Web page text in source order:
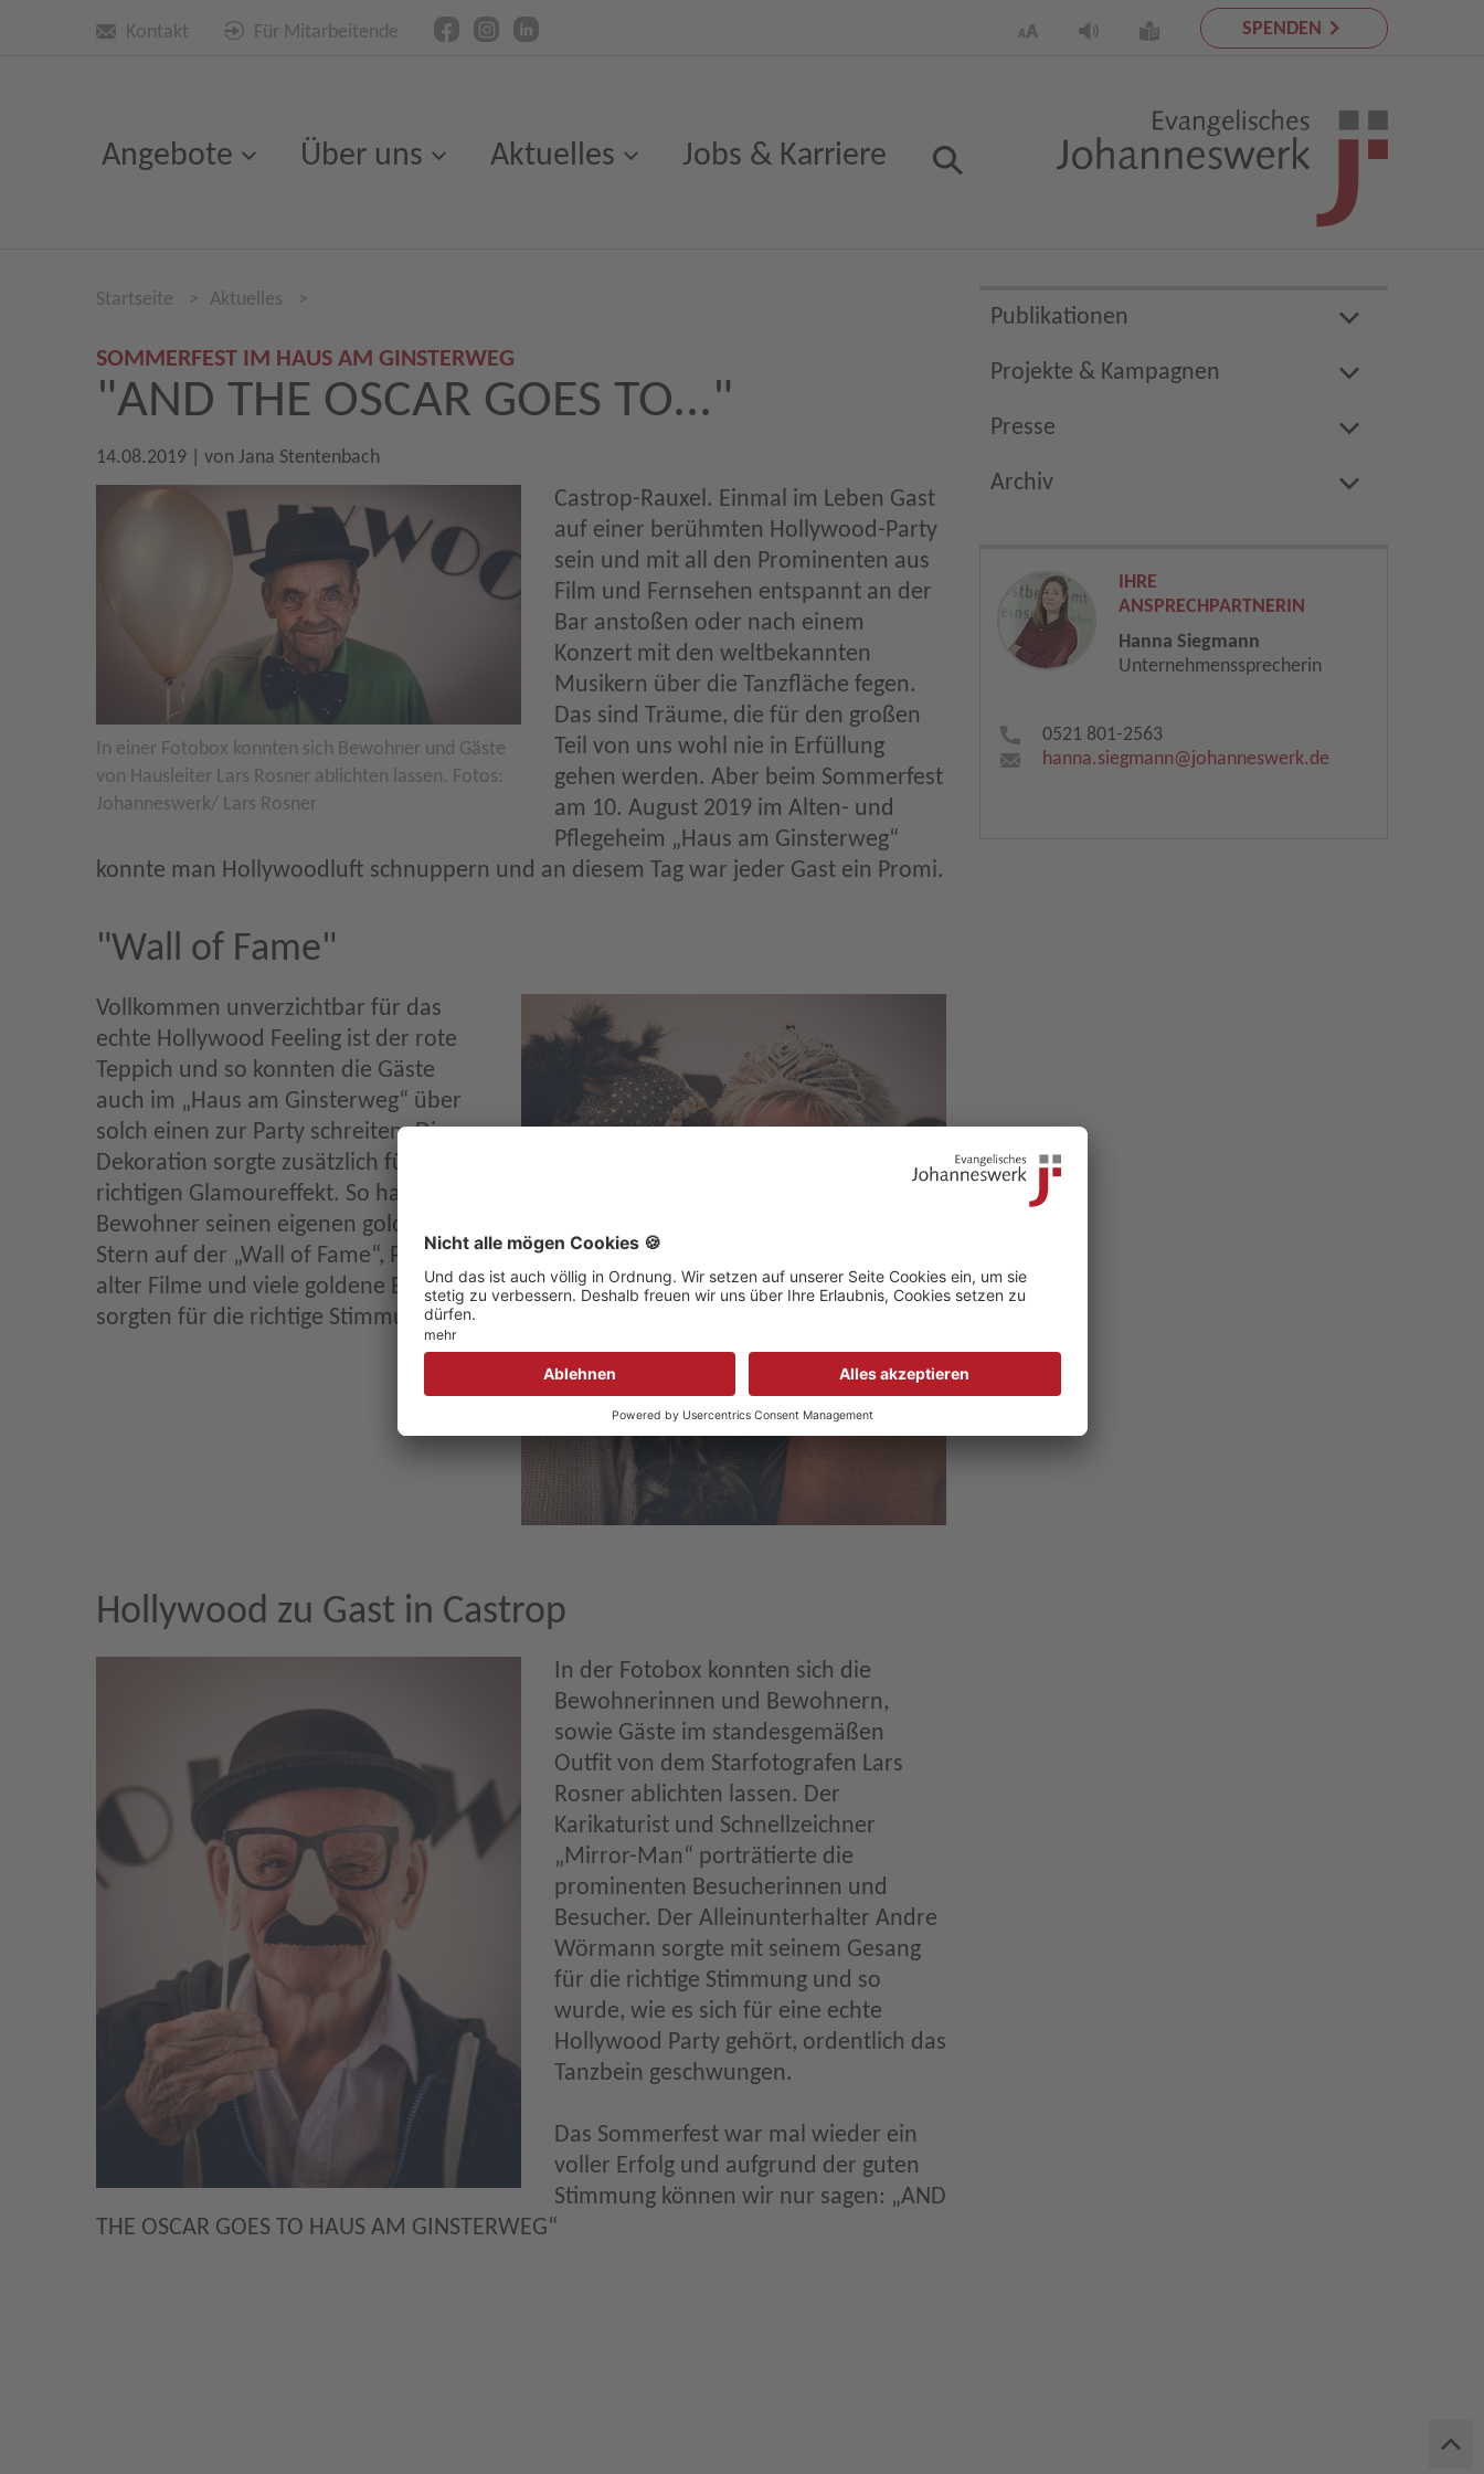
Kontakt Für Mitarbeitende SPENDEN
Angebote Über uns Aktuelles Jobs & Karriere
Startseite > Aktuelles >
SOMMERFEST IM HAUS AM GINSTERWEG
"AND THE OSCAR GOES TO..."
14.08.2019 | von Jana Stentenbach
In einer Fotobox konnten sich Bewohner und Gäste
von Hausleiter Lars Rosner ablichten lassen. Fotos:
Johanneswerk/ Lars Rosner
Castrop-Rauxel. Einmal im Leben Gast
auf einer berühmten Hollywood-Party
sein und mit all den Prominenten aus
Film und Fernsehen entspannt an der
Bar anstoßen oder nach einem
Konzert mit den weltbekannten
Musikern über die Tanzfläche fegen.
Das sind Träume, die für den großen
Teil von uns wohl nie in Erfüllung
gehen werden. Aber beim Sommerfest
am 10. August 2019 im Alten- und
Pflegeheim „Haus am Ginsterweg“
konnte man Hollywoodluft schnuppern und an diesem Tag war jeder Gast ein Promi.
"Wall of Fame"
Vollkommen unverzichtbar für das
echte Hollywood Feeling ist der rote
Teppich und so konnten die Gäste
auch im „Haus am Ginsterweg“ über
solch einen zur Party schreiten. Die
Dekoration sorgte zusätzlich für den
richtigen Glamoureffekt. So hatte jeder
Bewohner seinen eigenen goldenen
Stern auf der „Wall of Fame“, Plakate
alter Filme und viele goldene Ballons
sorgten für die richtige Stimmung.
Hollywood zu Gast in Castrop
In der Fotobox konnten sich die
Bewohnerinnen und Bewohnern,
sowie Gäste im standesgemäßen
Outfit von dem Starfotografen Lars
Rosner ablichten lassen. Der
Karikaturist und Schnellzeichner
„Mirror-Man“ porträtierte die
prominenten Besucherinnen und
Besucher. Der Alleinunterhalter Andre
Wörmann sorgte mit seinem Gesang
für die richtige Stimmung und so
wurde, wie es sich für eine echte
Hollywood Party gehört, ordentlich das
Tanzbein geschwungen.
Das Sommerfest war mal wieder ein
voller Erfolg und aufgrund der guten
Stimmung können wir nur sagen: „AND
THE OSCAR GOES TO HAUS AM GINSTERWEG“
Publikationen
Projekte & Kampagnen
Presse
Archiv
IHRE
ANSPRECHPARTNERIN
Hanna Siegmann
Unternehmenssprecherin
0521 801-2563
hanna.siegmann​@johanneswerk.de